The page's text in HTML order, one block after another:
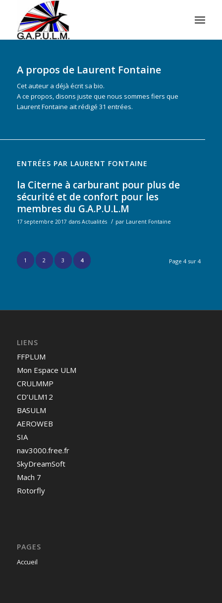
A propos de Laurent Fontaine
Cet auteur a déjà écrit sa bio.
A ce propos, disons juste que nous sommes fiers que
Laurent Fontaine ait rédigé 31 entrées.
ENTRÉES PAR LAURENT FONTAINE
la Citerne à carburant pour plus de
sécurité et de confort pour les
membres du G.A.P.U.L.M
17 septembre 2017 dans Actualités / par Laurent Fontaine
Page 4 sur 4
1 2 3 4
LIENS
FFPLUM
Mon Espace ULM
CRULMMP
CD’ULM12
BASULM
AEROWEB
SIA
nav3000.free.fr
SkyDreamSoft
Mach 7
Rotorfly
PAGES
Accueil